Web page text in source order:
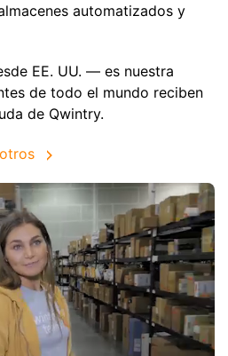
automatizados y
EE. UU. — es nuestra
de todo el mundo reciben
de Qwintry.